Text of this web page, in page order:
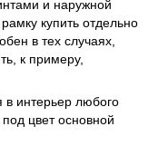
и наружной
купить отдельно
в тех случаях,
к примеру,
в интерьер любого
цвет основной